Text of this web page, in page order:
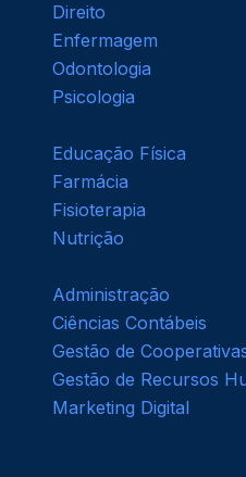
Direito
Enfermagem
Odontologia
Psicologia
Educação Física
Farmácia
Fisioterapia
Nutrição
Administração
Ciências Contábeis
Gestão de
Gestão de Recursos
Marketing Digital